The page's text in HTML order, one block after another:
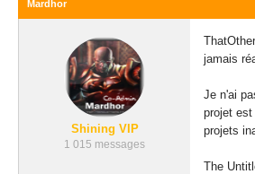
Mardhor
Shining VIP
1 015 messages
jamais
Je n'ai
projet
projets
The